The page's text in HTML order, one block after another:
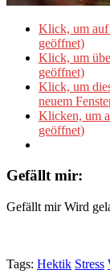
Klick, um auf
geöffnet)
Klick, um
geöffnet)
Klick, um
neuem
Klicken, um
geöffnet)
Gefällt mir:
Gefällt mir Wird
Tags: Hektik Stress